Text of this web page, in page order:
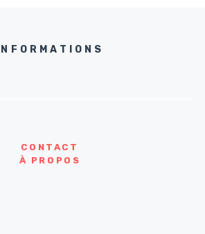
INFORMATIONS
CONTACT
À PROPOS